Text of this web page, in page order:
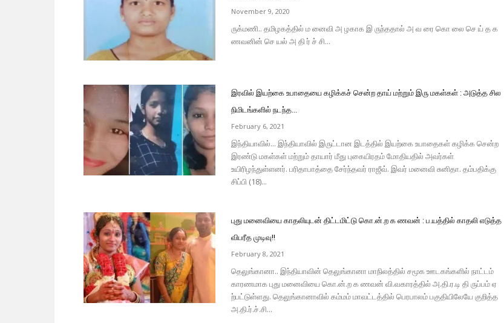
November 9, 2020
ருக்மணி.. தமிழகத்தில் ம னைவி அ ழகாக இ ருந்ததால் அ வ ரை கொ லை செ ய் த க
ணவனின் செ யல் அ தி ர் ச் சி...
இரவில் இயற்கை உபாதையை கழிக்கச் சென்ற தாய் மற்றும் இரு மகள்கள் : அடுத்த சில
நிமிடங்களில் நடந்த...
February 6, 2021
இந்தியாவில்... இந்தியாவில் இருட்டான இடத்தில் இயற்கை உபாதைகள் கழிக்க சென்ற
இரண்டு மகள்கள் மற்றும் தாயார் மீது புகையிரதம் மோதியதில் அவர்கள்
உயிரிழந்துள்ளனர். பரிதாபாத்தை சேர்ந்தவர் ராஜீவ். இவர் மனைவி சுனிதா. தம்பதிக்கு
சிப்பி (18)...
புது மனைவியை காதலியுடன் திட்டமிட்டு கொ.ன்.ற க ணவன் : ப.யத்தில் காதலி எடுத்த
விபரீத முடிவு!!
February 8, 2021
தெலுங்கானா.. இந்தியாவின் தெலுங்கானா மாநிலத்தில் சமூக ஊடகங்களில் நாட்டம்
காரணமாக புது மனைவியை கொ.ன்.ற க ணவன் வி.வகாரத்தில் அ.தி.ர.டி தி ருப்பம் ஏ
ற்பட்டுள்ளது. தெலுங்கானாவில் கம்மம் மாவட்டத்தில் பெரபாலம் பகுதியிலேயே குறித்த
அ.தி.ர்.ச்.சி...